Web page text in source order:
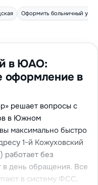
Оформить больничный у
в ЮАО:
оформление в
решает вопросы с
в Южном
максимально быстро
1-й Кожуховский
работает без
в день обращения. Все
в систему ФСС,